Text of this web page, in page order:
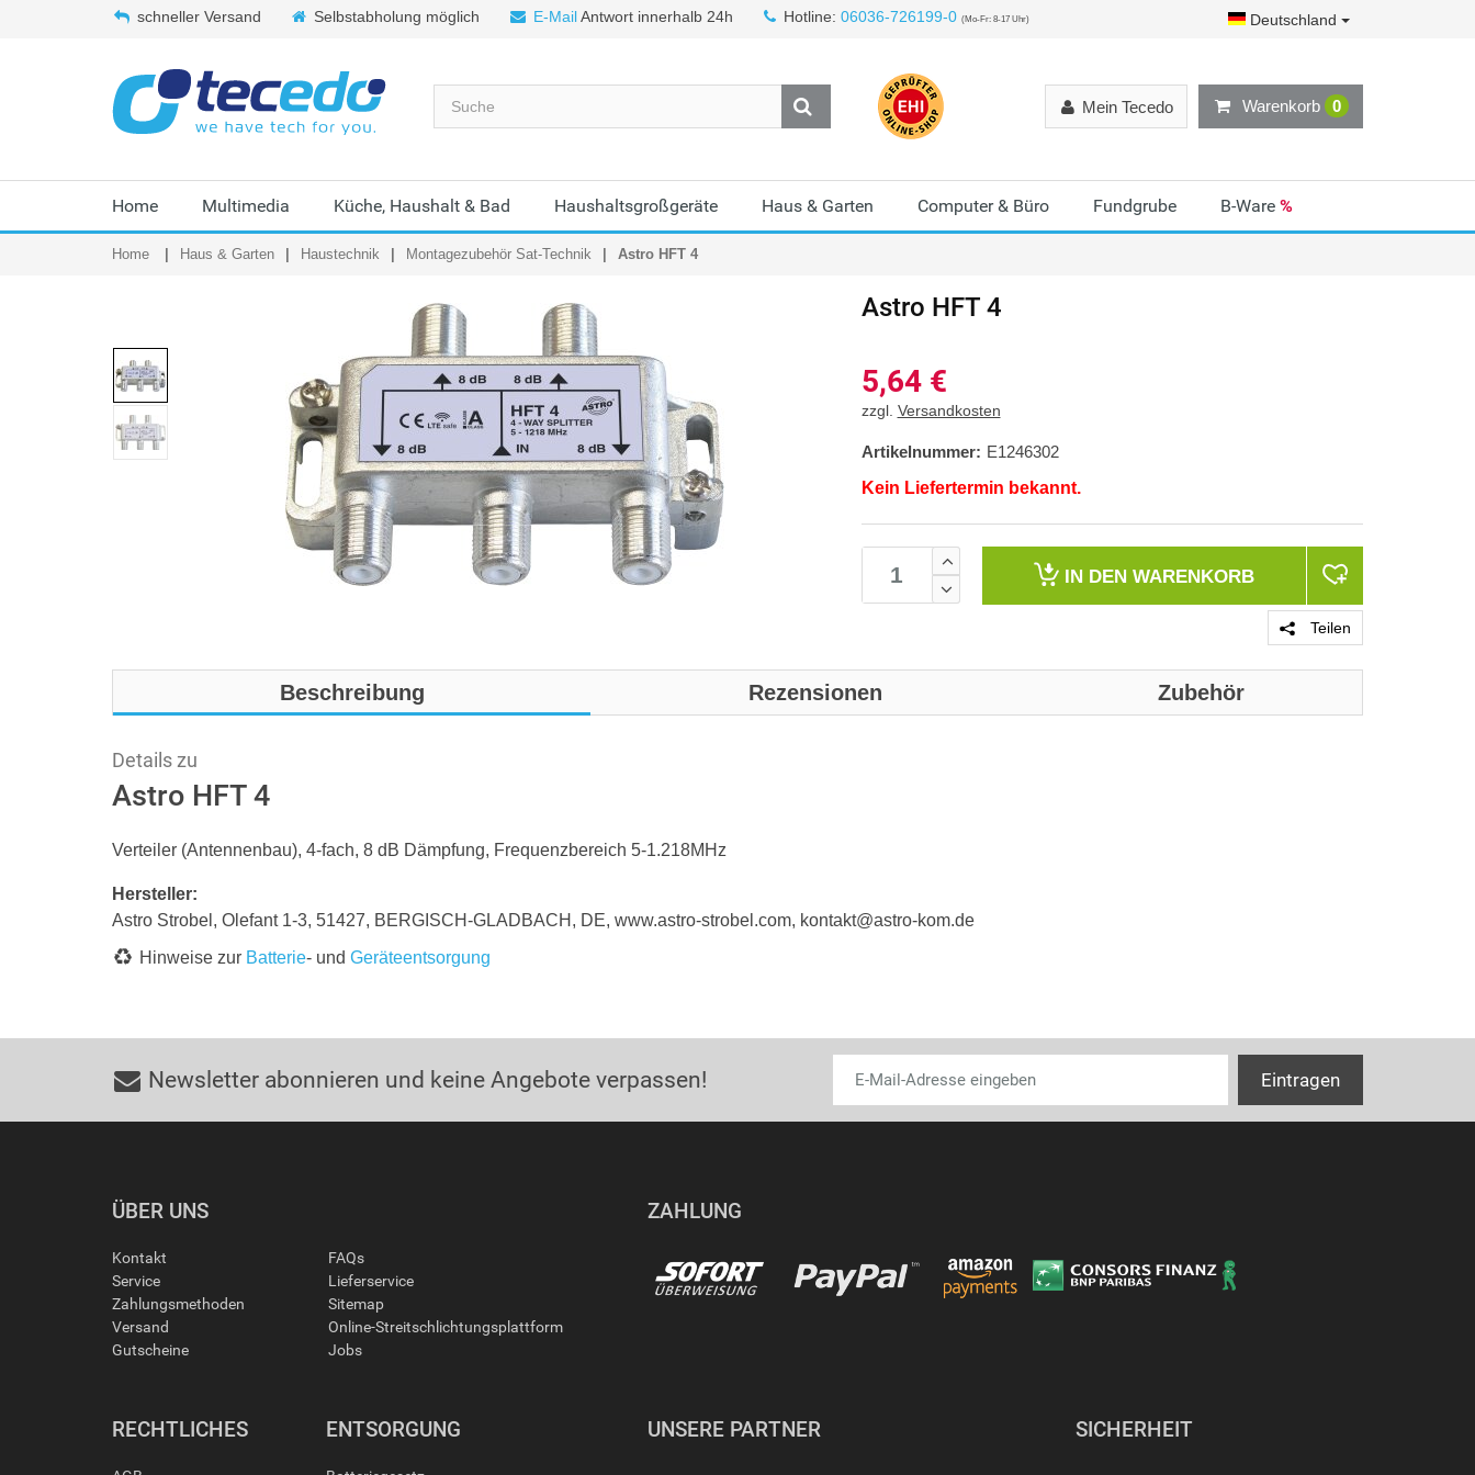
schneller Versand Selbstabholung möglich E-MailAntwort innerhalb 24h Hotline: 06036-726199-0 (Mo-Fr: 8-17 Uhr) Deutschland
Warenkorb 0
Mein Tecedo
Home Multimedia Küche, Haushalt & Bad Haushaltsgroßgeräte Haus & Garten Computer & Büro Fundgrube B-Ware %
Home Haus & Garten Haustechnik Montagezubehör Sat-Technik Astro HFT 4
Astro HFT 4
5,64 €
zzgl. Versandkosten
Artikelnummer: E1246302
Kein Liefertermin bekannt.
IN DEN WARENKORB
Teilen
Beschreibung Rezensionen Zubehör
Details zu
Astro HFT 4
Verteiler (Antennenbau), 4-fach, 8 dB Dämpfung, Frequenzbereich 5-1.218MHz
Hersteller:
Astro Strobel, Olefant 1-3, 51427, BERGISCH-GLADBACH, DE, www.astro-strobel.com, kontakt@astro-kom.de
Hinweise zur Batterie- und Geräteentsorgung
Newsletter abonnieren und keine Angebote verpassen!
ÜBER UNS
Kontakt
Service
Zahlungsmethoden
Versand
Gutscheine
FAQs
Lieferservice
Sitemap
Online-Streitschlichtungsplattform
Jobs
ZAHLUNG
RECHTLICHES ENTSORGUNG UNSERE PARTNER SICHERHEIT